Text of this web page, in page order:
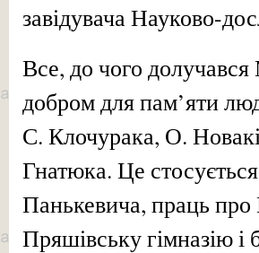
завідувача Науково-
Все, до чого
добром для пам’яти
С. Клочурака, О.
Гнатюка. Це
Панькевича, праць про
Пряшівську гімназію і